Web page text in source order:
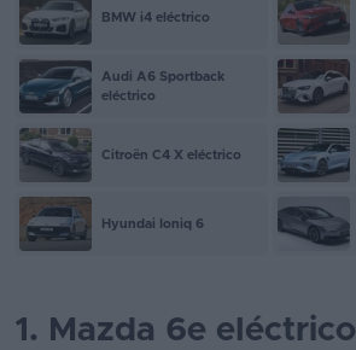
BMW i4 eléctrico
Audi A6 Sportback
eléctrico
Citroën C4 X eléctrico
Hyundai Ioniq 6
1. Mazda 6e eléctrico